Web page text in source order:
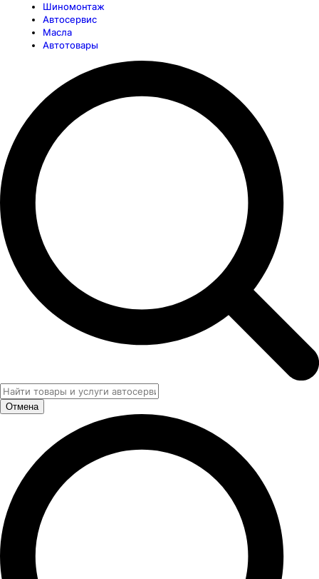
Шиномонтаж
Автосервис
Масла
Автотовары
Отмена